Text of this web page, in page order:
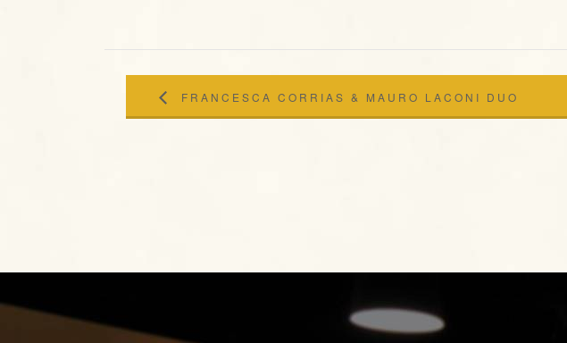
FRANCESCA CORRIAS & MAURO LACONI DUO